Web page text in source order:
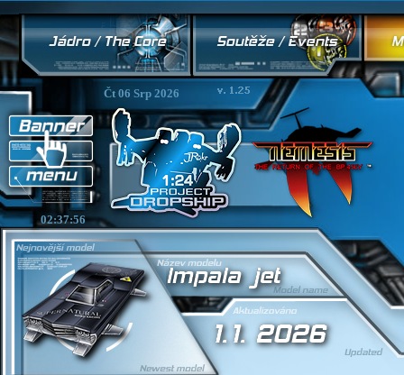
02:37:57
Čt 06 Srp 2026